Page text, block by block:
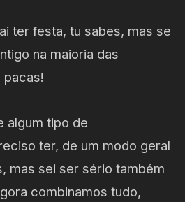
ter festa, tu sabes, mas se
na maioria das
pacas!
algum tipo de
ter, de um modo geral
mas sei ser sério também
combinamos tudo,